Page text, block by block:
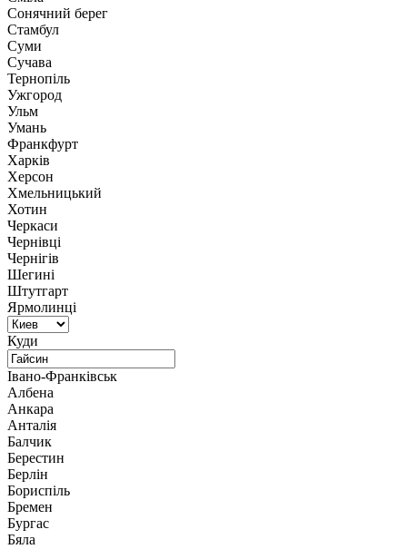
Сонячний берег
Стамбул
Суми
Сучава
Тернопіль
Ужгород
Ульм
Умань
Франкфурт
Харків
Херсон
Хмельницький
Хотин
Черкаси
Чернівці
Чернігів
Шегині
Штутгарт
Ярмолинці
Куди
Івано-Франківськ
Албена
Анкара
Анталія
Балчик
Берестин
Берлін
Бориспіль
Бремен
Бургас
Бяла